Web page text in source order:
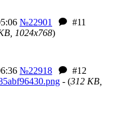
№22901
#11
1024x768)
№22918
#12
- (312 KB,